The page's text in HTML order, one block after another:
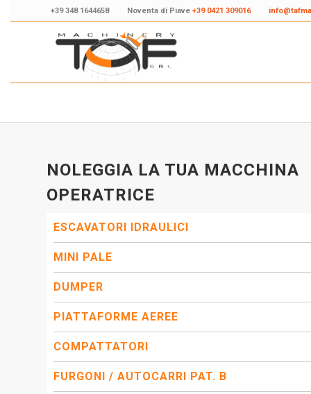
+39 348 1644658 Noventa di Piave +39 0421 309016
NOLEGGIA LA TUA MACCHINA
OPERATRICE
ESCAVATORI IDRAULICI
MINI PALE
DUMPER
PIATTAFORME AEREE
COMPATTATORI
FURGONI / AUTOCARRI PAT. B